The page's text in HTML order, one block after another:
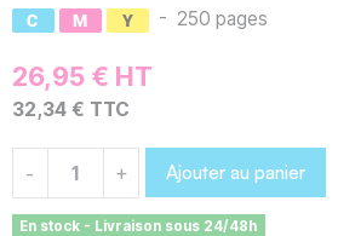
- 250 pages
26,95 € HT
32,34 € TTC
- + Ajouter au panier
En stock - Livraison sous 24/48h